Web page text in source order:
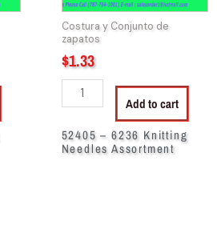
Costura y Conjunto de
zapatos
$1.33
Add to cart
52405 – 6236 Knitting
Needles Assortment